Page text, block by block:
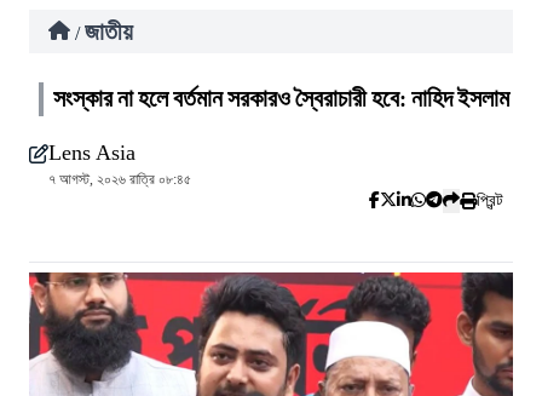
/ জাতীয়
সংস্কার না হলে বর্তমান সরকারও স্বৈরাচারী হবে: নাহিদ ইসলাম
Lens Asia
৭ আগস্ট, ২০২৬ রাত্রি ০৮:৪৫
প্রিন্ট